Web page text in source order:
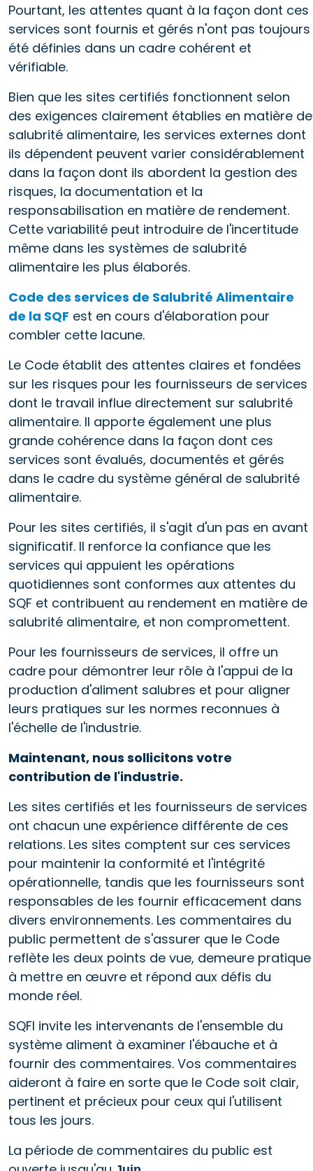
Pourtant, les attentes quant à la façon dont ces
services sont fournis et gérés n'ont pas toujours
été définies dans un cadre cohérent et
vérifiable.
Bien que les sites certifiés fonctionnent selon
des exigences clairement établies en matière de
salubrité alimentaire, les services externes dont
ils dépendent peuvent varier considérablement
dans la façon dont ils abordent la gestion des
risques, la documentation et la
responsabilisation en matière de rendement.
Cette variabilité peut introduire de l'incertitude
même dans les systèmes de salubrité
alimentaire les plus élaborés.
Code des services de Salubrité Alimentaire
de la SQF est en cours d'élaboration pour
combler cette lacune.
Le Code établit des attentes claires et fondées
sur les risques pour les fournisseurs de services
dont le travail influe directement sur salubrité
alimentaire. Il apporte également une plus
grande cohérence dans la façon dont ces
services sont évalués, documentés et gérés
dans le cadre du système général de salubrité
alimentaire.
Pour les sites certifiés, il s'agit d'un pas en avant
significatif. Il renforce la confiance que les
services qui appuient les opérations
quotidiennes sont conformes aux attentes du
SQF et contribuent au rendement en matière de
salubrité alimentaire, et non compromettent.
Pour les fournisseurs de services, il offre un
cadre pour démontrer leur rôle à l'appui de la
production d'aliment salubres et pour aligner
leurs pratiques sur les normes reconnues à
l'échelle de l'industrie.
Maintenant, nous sollicitons votre
contribution de l'industrie.
Les sites certifiés et les fournisseurs de services
ont chacun une expérience différente de ces
relations. Les sites comptent sur ces services
pour maintenir la conformité et l'intégrité
opérationnelle, tandis que les fournisseurs sont
responsables de les fournir efficacement dans
divers environnements. Les commentaires du
public permettent de s'assurer que le Code
reflète les deux points de vue, demeure pratique
à mettre en œuvre et répond aux défis du
monde réel.
SQFI invite les intervenants de l'ensemble du
système aliment à examiner l'ébauche et à
fournir des commentaires. Vos commentaires
aideront à faire en sorte que le Code soit clair,
pertinent et précieux pour ceux qui l'utilisent
tous les jours.
La période de commentaires du public est